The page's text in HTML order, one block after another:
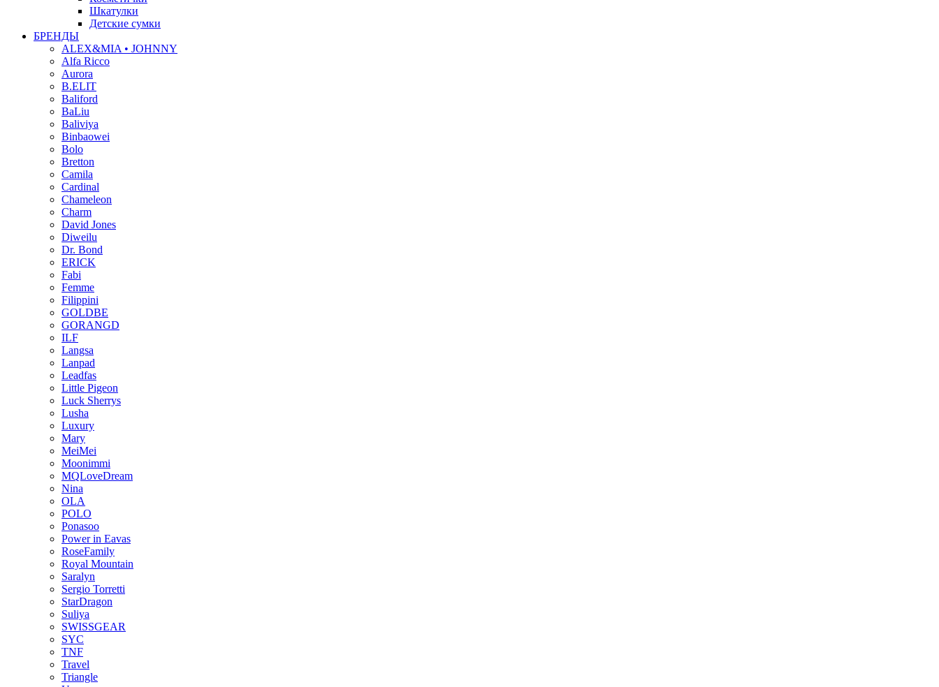
Шкатулки
Детские сумки
БРЕНДЫ
ALEX&MIA • JOHNNY
Alfa Ricco
Aurora
B.ELIT
Baliford
BaLiu
Baliviya
Binbaowei
Bolo
Bretton
Camila
Cardinal
Chameleon
Charm
David Jones
Diweilu
Dr. Bond
ERICK
Fabi
Femme
Filippini
GOLDBE
GORANGD
ILF
Langsa
Lanpad
Leadfas
Little Pigeon
Luck Sherrys
Lusha
Luxury
Mary
MeiMei
Moonimmi
MQLoveDream
Nina
OLA
POLO
Ponasoo
Power in Eavas
RoseFamily
Royal Mountain
Saralyn
Sergio Torretti
StarDragon
Suliya
SWISSGEAR
SYC
TNF
Travel
Triangle